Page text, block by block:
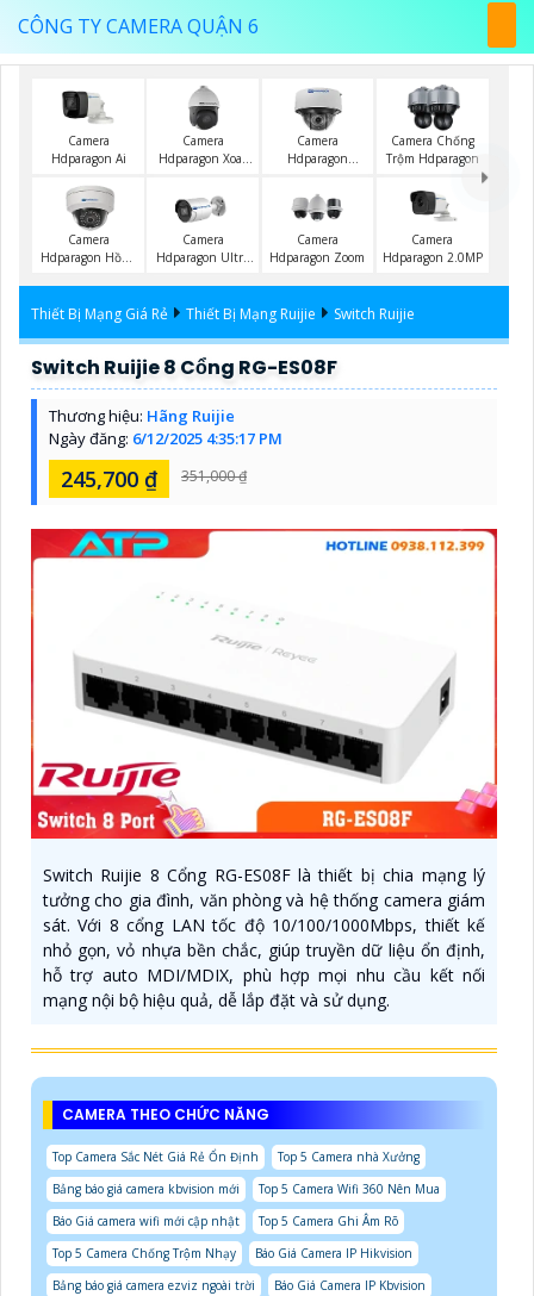
CÔNG TY CAMERA QUẬN 6
Camera
Hdparagon Ai
Camera
Hdparagon Xoay
Camera
Hdparagon
Camera Chống
Trộm Hdparagon
Camera
Hdparagon Hồng
Camera
Hdparagon Ultra
Camera
Hdparagon Zoom
Camera
Hdparagon 2.0MP
Thiết Bị Mạng Giá Rẻ Thiết Bị Mạng Ruijie Switch Ruijie
Switch Ruijie 8 Cổng RG-ES08F
Thương hiệu: Hãng Ruijie
Ngày đăng: 6/12/2025 4:35:17 PM
245,700 ₫ 351,000 ₫
Switch Ruijie 8 Cổng RG-ES08F là thiết bị chia mạng lý
tưởng cho gia đình, văn phòng và hệ thống camera giám
sát. Với 8 cổng LAN tốc độ 10/100/1000Mbps, thiết kế
nhỏ gọn, vỏ nhựa bền chắc, giúp truyền dữ liệu ổn định,
hỗ trợ auto MDI/MDIX, phù hợp mọi nhu cầu kết nối
mạng nội bộ hiệu quả, dễ lắp đặt và sử dụng.
CAMERA THEO CHỨC NĂNG
Top Camera Sắc Nét Giá Rẻ Ổn Định
Top 5 Camera nhà Xưởng
Bảng báo giá camera kbvision mới
Top 5 Camera Wifi 360 Nên Mua
Báo Giá camera wifi mới cập nhật
Top 5 Camera Ghi Âm Rõ
Top 5 Camera Chống Trộm Nhạy
Báo Giá Camera IP Hikvision
Bảng báo giá camera ezviz ngoài trời
Báo Giá Camera IP Kbvision